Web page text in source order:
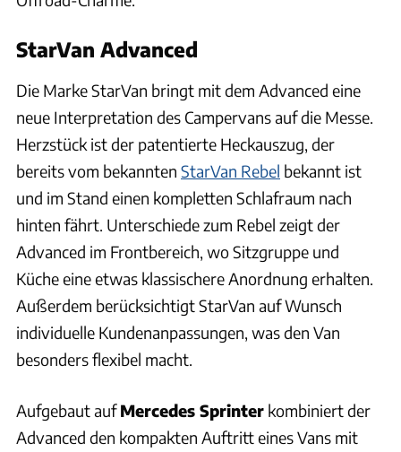
StarVan Advanced
Die Marke StarVan bringt mit dem Advanced eine
neue Interpretation des Campervans auf die Messe.
Herzstück ist der patentierte Heckauszug, der
bereits vom bekannten StarVan Rebel bekannt ist
und im Stand einen kompletten Schlafraum nach
hinten fährt. Unterschiede zum Rebel zeigt der
Advanced im Frontbereich, wo Sitzgruppe und
Küche eine etwas klassischere Anordnung erhalten.
Außerdem berücksichtigt StarVan auf Wunsch
individuelle Kundenanpassungen, was den Van
besonders flexibel macht.
Aufgebaut aufMercedes Sprinter kombiniert der
Advanced den kompakten Auftritt eines Vans mit